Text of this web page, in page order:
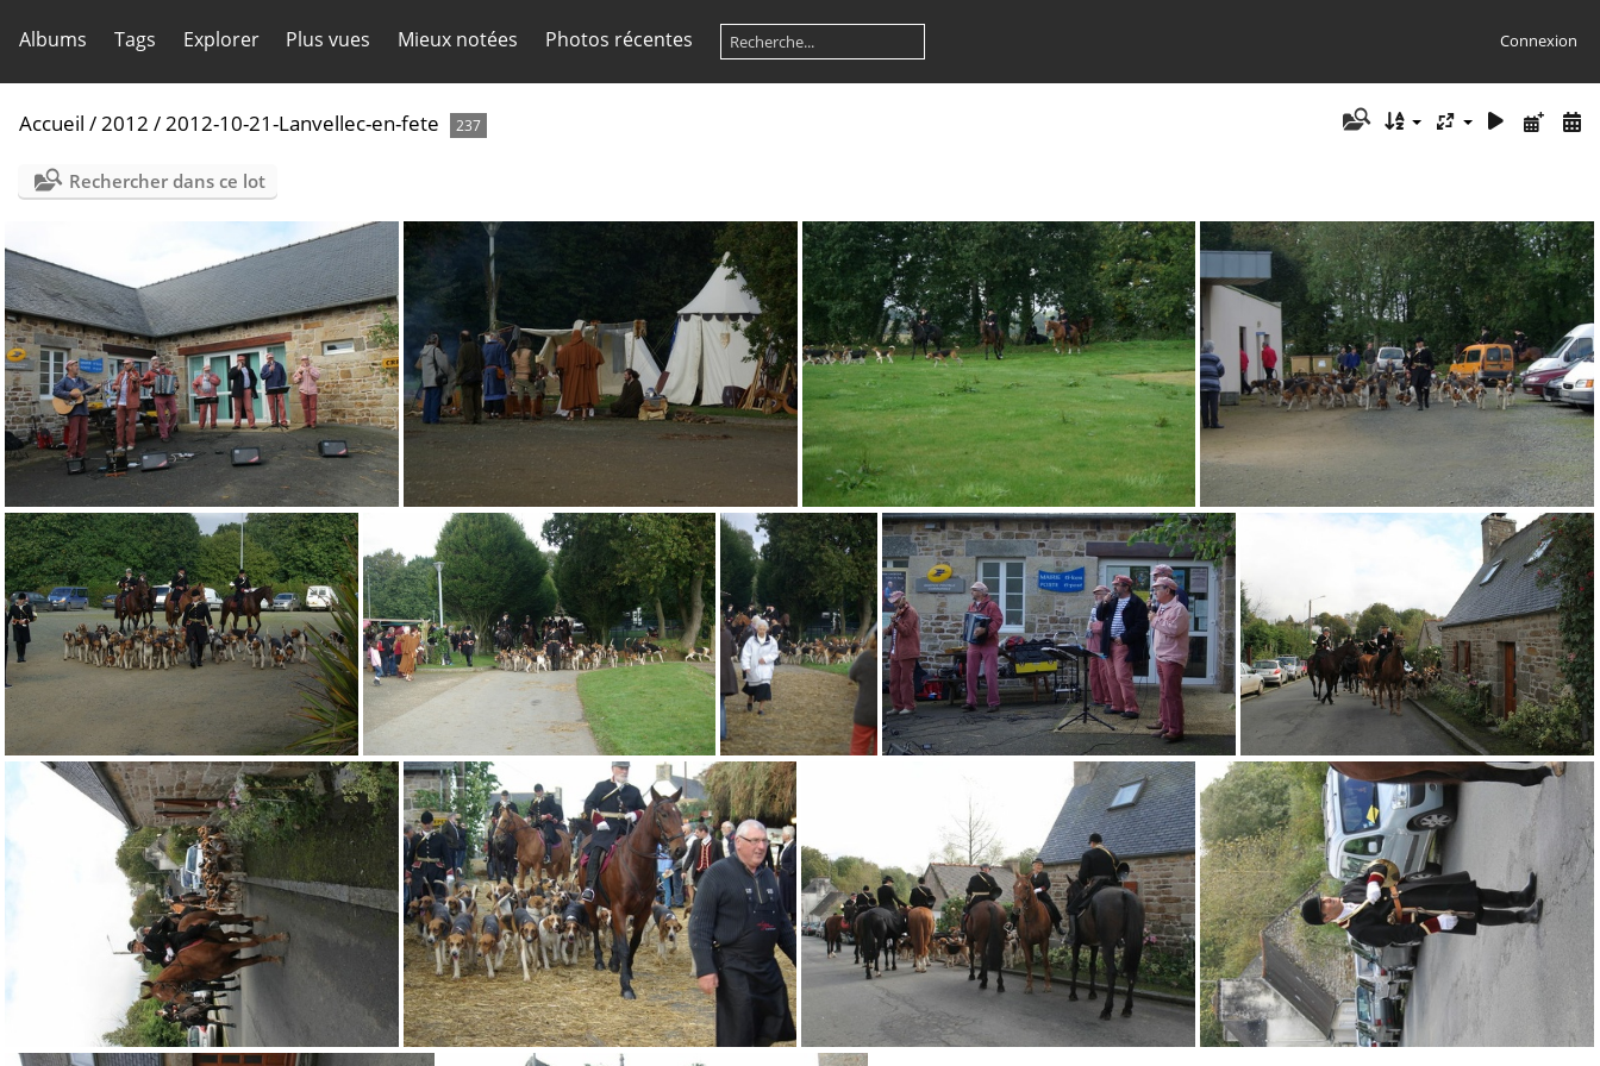
Albums Tags Explorer Plus vues Mieux notées Photos récentes Connexion
Accueil /2012 /2012-10-21-Lanvellec-en-fete 237
Rechercher dans ce lot
640x480-20121021 120040 640x480-20121021 120758 640x480-20121021 120902 640x480-20121021 120912
640x480-20121021 120943 640x480-20121021 121024 640x480-20121021 121058 640x480-20121021 121115 640x480-20121021 121122